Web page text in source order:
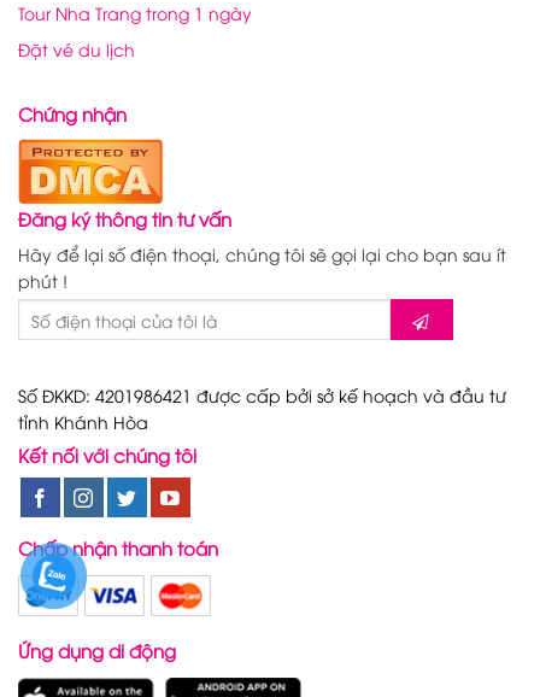
Tour Nha Trang trong 1 ngày
Đặt vé du lịch
Chứng nhận
Đăng ký thông tin tư vấn
Hãy để lại số điện thoại, chúng tôi sẽ gọi lại cho bạn sau ít
phút !
Số ĐKKD: 4201986421 được cấp bởi sở kế hoạch và đầu tư
tỉnh Khánh Hòa
Kết nối với chúng tôi
Chấp nhận thanh toán
Ứng dụng di động